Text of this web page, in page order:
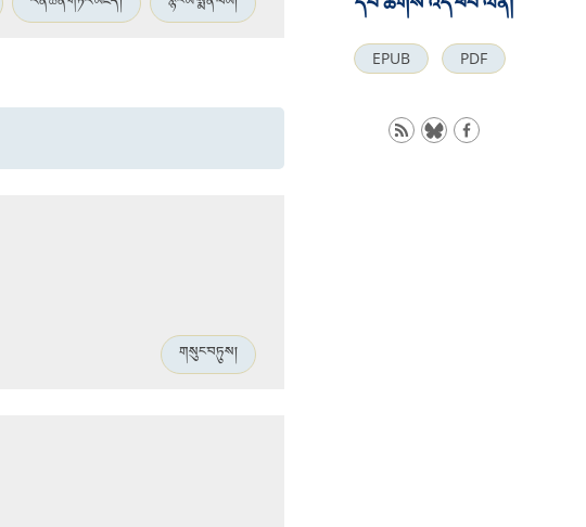
གསུང་བཏུས།
EPUB PDF